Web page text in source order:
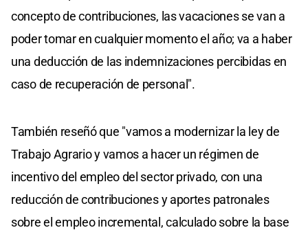
concepto de contribuciones, las vacaciones se van a
poder tomar en cualquier momento el año; va a haber
una deducción de las indemnizaciones percibidas en
caso de recuperación de personal".
También reseñó que "vamos a modernizar la ley de
Trabajo Agrario y vamos a hacer un régimen de
incentivo del empleo del sector privado, con una
reducción de contribuciones y aportes patronales
sobre el empleo incremental, calculado sobre la base